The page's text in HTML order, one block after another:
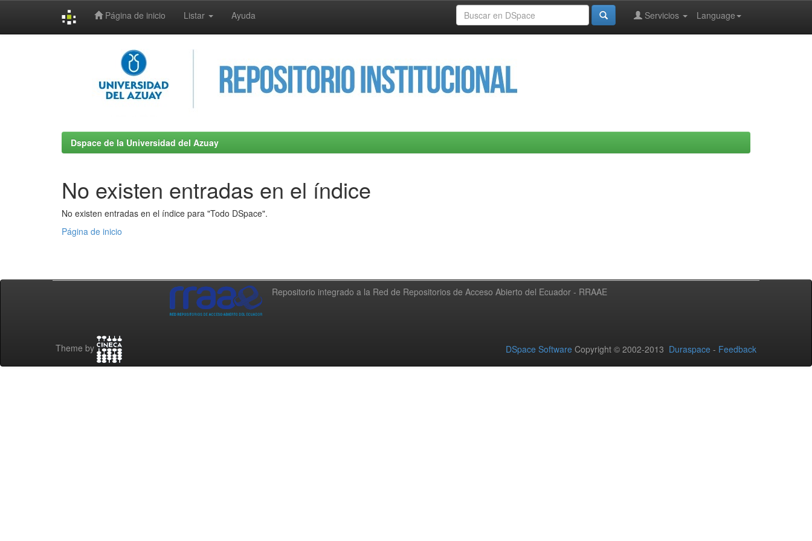
Página de inicio Listar Ayuda Language
Servicios
Dspace de la Universidad del Azuay
No existen entradas en el índice
No existen entradas en el índice para "Todo DSpace".
Página de inicio
Repositorio integrado a la Red de Repositorios de Acceso Abierto del Ecuador - RRAAE
Theme by DSpace Software Copyright © 2002-2013 Duraspace - Feedback